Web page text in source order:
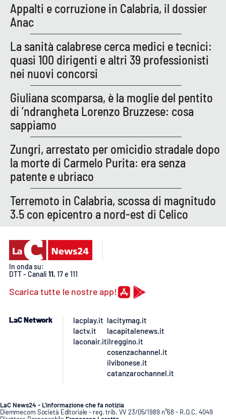
Android
Apple
Appalti e corruzione in Calabria, il dossier
Anac
La sanità calabrese cerca medici e tecnici:
quasi 100 dirigenti e altri 39 professionisti
nei nuovi concorsi
Giuliana scomparsa, è la moglie del pentito
di ’ndrangheta Lorenzo Bruzzese: cosa
sappiamo
Zungri, arrestato per omicidio stradale dopo
la morte di Carmelo Purita: era senza
patente e ubriaco
Terremoto in Calabria, scossa di magnitudo
3.5 con epicentro a nord-est di Celico
In onda su:
DTT - Canali 11, 17 e 111
Scarica tutte le nostre app!
LaC Network
lacplay.it
lactv.it
laconair.it
lacitymag.it
lacapitalenews.it
ilreggino.it
cosenzachannel.it
ilvibonese.it
catanzarochannel.it
LaC News24 - L’informazione che fa notizia
Diemmecom Società Editoriale - reg. trib. VV 23/05/1989 n°68 - R.O.C. 4049